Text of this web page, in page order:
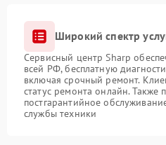
Широкий спектр
Сервисный центр Sharp
всей РФ, бесплатную
включая срочный ремонт.
статус ремонта онлайн. Также
постгарантийное
службы техники